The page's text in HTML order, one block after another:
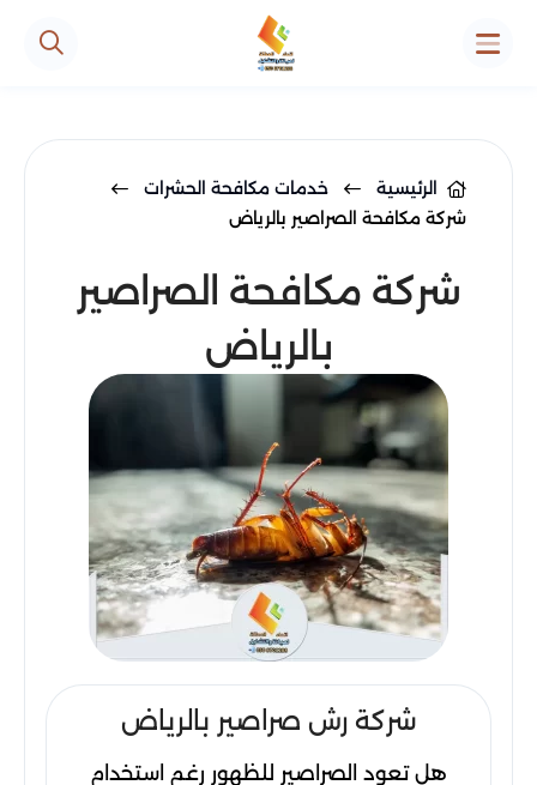
الرئيسية
خدمات مكافحة الحشرات
شركة مكافحة الصراصير بالرياض
شركة مكافحة الصراصير
بالرياض
شركة رش صراصير بالرياض
هل تعود الصراصير للظهور رغم استخدام